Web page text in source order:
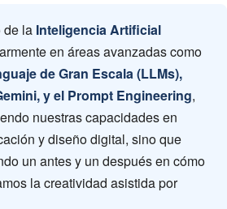
de la Inteligencia Artificial
en áreas avanzadas como
de Gran Escala (LLMs),
y el Prompt Engineering,
nuestras capacidades en
y diseño digital, sino que
un antes y un después en cómo
la creatividad asistida por